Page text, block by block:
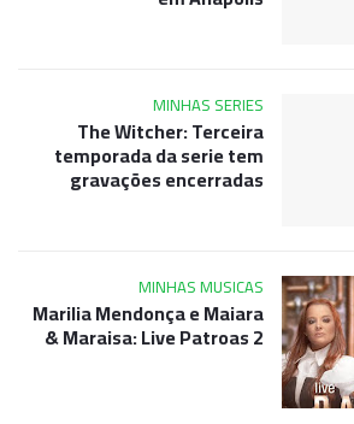
MINHAS SERIES
The Witcher: Terceira
temporada da serie tem
gravações encerradas
MINHAS MUSICAS
Marilia Mendonça e Maiara
& Maraisa: Live Patroas 2